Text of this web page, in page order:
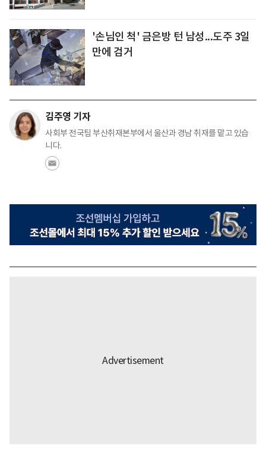
'손님인 척' 금은방 턴 남성...도주 3일
만에 검거
김주영 기자
사회부 전국팀 부산취재본부에서 울산과 경남 취재를 맡고 있습
니다.